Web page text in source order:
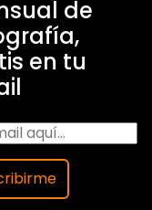
de
en tu